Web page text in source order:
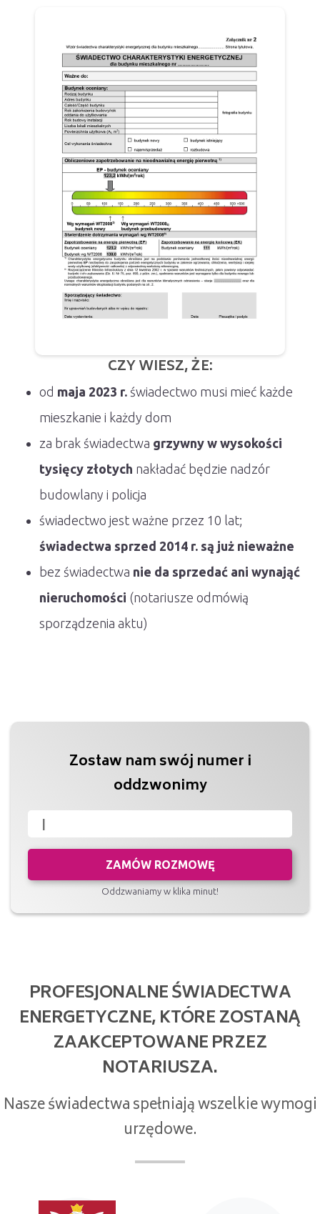
CZY WIESZ, ŻE:
od maja 2023 r. świadectwo musi mieć każde
mieszkanie i każdy dom
za brak świadectwa grzywny w wysokości
tysięcy złotych nakładać będzie nadzór
budowlany i policja
świadectwo jest ważne przez 10 lat;
świadectwa sprzed 2014 r. są już nieważne
bez świadectwa nie da sprzedać ani wynająć
nieruchomości (notariusze odmówią
sporządzenia aktu)
Zostaw nam swój numer i
oddzwonimy
ZAMÓW ROZMOWĘ
Oddzwaniamy w klika minut!
PROFESJONALNE ŚWIADECTWA
ENERGETYCZNE, KTÓRE ZOSTANĄ
ZAAKCEPTOWANE PRZEZ
NOTARIUSZA.
Nasze świadectwa spełniają wszelkie wymogi
urzędowe.